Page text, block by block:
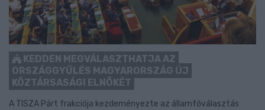
KEDDEN MEGVÁLASZTHATJA AZ
ORSZÁGGYŰLÉS MAGYARORSZÁG ÚJ
KÖZTÁRSASÁGI ELNÖKÉT
A TISZA Párt frakciója kezdeményezte az államfőválasztás